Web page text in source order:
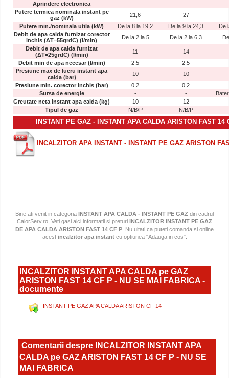
Aprindere electronica
-
-
Putere termica nominala instant pe
gaz (kW)
21,6
27
Putere min./nominala utila (kW)
De la 8 la 19,2 De la 9 la 24,3
De
Debit de apa calda furnizat corector
inchis (ΔT=55grdC) (l/min)
De la 2 la 5 De la 2 la 6,3
Debit de apa calda furnizat
(ΔT=25grdC) (l/min)
11
14
Debit min de apa necesar (l/min)
2,5
2,5
Presiune max de lucru instant apa
calda (bar)
10
10
Presiune min. corector inchis (bar)
0,2
0,2
Sursa de energie
- -
Greutate neta instant apa calda (kg)
10
12
Tipul de gaz
N/B/P N/B/P
INSTANT PE GAZ - INSTANT APA CALDA ARISTON FAST 14
INCALZITOR APA INSTANT - INSTANT PE GAZ ARISTON
Bine ati venit in categoria INSTANT APA CALDA - INSTANT PE GAZ din cadrul
CalorServ.ro, Veti gasi aici informatii si preturi INCALZITOR INSTANT PE GAZ
DE APA CALDA ARISTON FAST 14 CF P . Nu uitati ca puteti comanda si online
acestincalzitor apa instant cu optiunea "Adauga in cos".
INCALZITOR INSTANT APA CALDA pe GAZ
ARISTON FAST 14 CF P - NU SE MAI FABRICA -
documente
INSTANT PE GAZ APA CALDA ARISTON CF 14
Comentarii despre INCALZITOR INSTANT APA
CALDA pe GAZ ARISTON FAST 14 CF P - NU SE
MAI FABRICA